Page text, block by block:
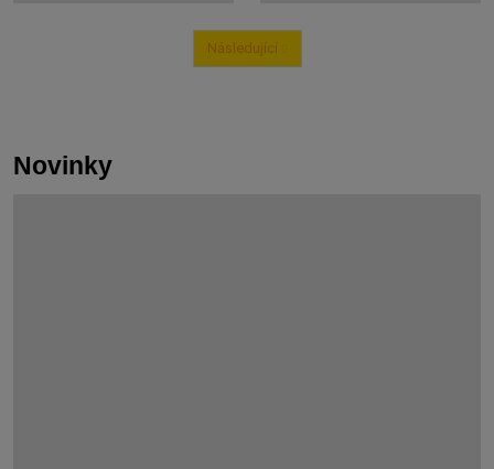
Předchozí
Následující
Novinky